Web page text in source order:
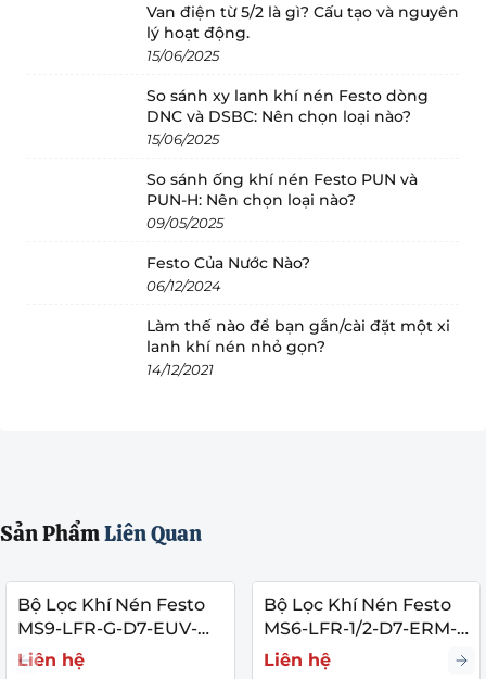
1. Giải Mã Ký Hiệu Kỹ Thuật MS6-LFR-1/2-D7-
Để giúp bộ phận mua hàng và kỹ sư đối chiếu chính xác với
layout thiết kế, dưới đây là ý nghĩa chi tiết của từng ký tự
trong mã sản phẩm:
: Dòng sản phẩm bộ lọc khí nén tiêu chuẩn module
21mm).
bar.
E: Cấp độ lọc bụi mịn tiêu chuẩn 40 µm (Lọc thô công
nghiệp thông dụng).
Van điện từ 5/2 là gì? Cấu tạo và nguyên
lý hoạt động.
15/06/2025
So sánh xy lanh khí nén Festo dòng
DNC và DSBC: Nên chọn loại nào?
15/06/2025
So sánh ống khí nén Festo PUN và
PUN-H: Nên chọn loại nào?
09/05/2025
Festo Của Nước Nào?
06/12/2024
Làm thế nào để bạn gắn/cài đặt một xi
lanh khí nén nhỏ gọn?
14/12/2021
Sản PhẩmLiên Quan
Bộ Lọc Khí Nén Festo
MS9-LFR-G-D7-EUV-
AG-BAR-AS
Liên hệ
Bộ Lọc Khí Nén Festo
MS6-LFR-1/2-D7-ERM-
AS
Liên hệ